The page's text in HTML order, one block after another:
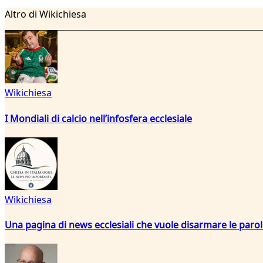
Altro di Wikichiesa
Wikichiesa
I Mondiali di calcio nell’infosfera ecclesiale
Wikichiesa
Una pagina di news ecclesiali che vuole disarmare le